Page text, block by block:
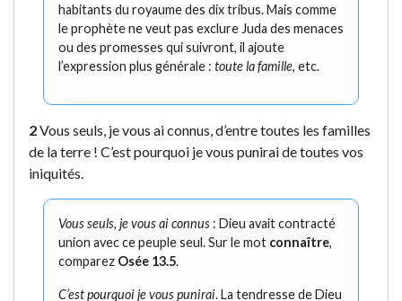
habitants du royaume des dix tribus. Mais comme
le prophète ne veut pas exclure Juda des menaces
ou des promesses qui suivront, il ajoute
l’expression plus générale : toute la famille, etc.
2Vous seuls, je vous ai connus, d’entre toutes les familles
de la terre ! C’est pourquoi je vous punirai de toutes vos
iniquités.
Vous seuls, je vous ai connus : Dieu avait contracté
union avec ce peuple seul. Sur le mot connaître,
comparez Osée 13.5.
C’est pourquoi je vous punirai. La tendresse de Dieu